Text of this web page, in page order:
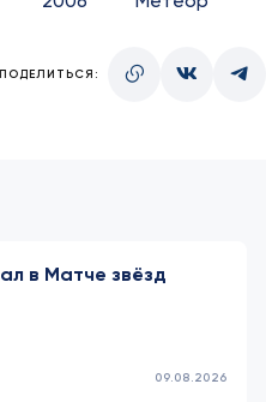
ПОДЕЛИТЬСЯ:
в Матче звёзд
09.08.2026